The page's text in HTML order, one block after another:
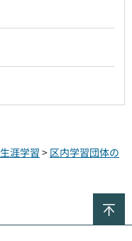
生涯学習 > 区内学習団体の